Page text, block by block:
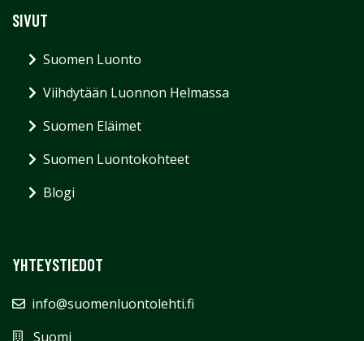
SIVUT
Suomen Luonto
Viihdytään Luonnon Helmassa
Suomen Eläimet
Suomen Luontokohteet
Blogi
YHTEYSTIEDOT
info@suomenluontolehti.fi
Suomi